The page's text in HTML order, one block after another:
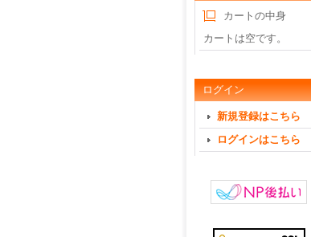
カートの中身
カートは空です。
ログイン
新規登録はこちら
ログインはこちら